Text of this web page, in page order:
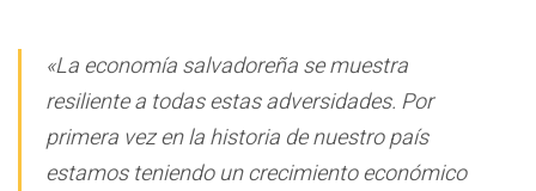
«La economía salvadoreña se muestra
resiliente a todas estas adversidades. Por
primera vez en la historia de nuestro país
estamos teniendo un crecimiento económico